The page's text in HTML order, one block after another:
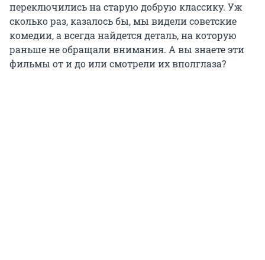
переключились на старую добрую классику. Уж
сколько раз, казалось бы, мы видели советские
комедии, а всегда найдется деталь, на которую
раньше не обращали внимания. А вы знаете эти
фильмы от и до или смотрели их вполглаза?